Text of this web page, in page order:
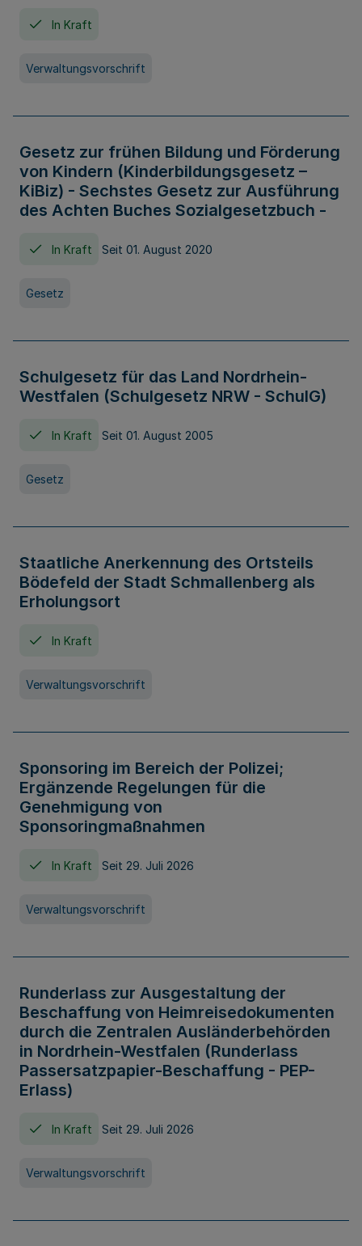
In Kraft
Verwaltungsvorschrift
Gesetz zur frühen Bildung und Förderung
von Kindern (Kinderbildungsgesetz –
KiBiz) - Sechstes Gesetz zur Ausführung
des Achten Buches Sozialgesetzbuch -
In Kraft Seit 01. August 2020
Gesetz
Schulgesetz für das Land Nordrhein-
Westfalen (Schulgesetz NRW - SchulG)
In Kraft Seit 01. August 2005
Gesetz
Staatliche Anerkennung des Ortsteils
Bödefeld der Stadt Schmallenberg als
Erholungsort
In Kraft
Verwaltungsvorschrift
Sponsoring im Bereich der Polizei;
Ergänzende Regelungen für die
Genehmigung von
Sponsoringmaßnahmen
In Kraft Seit 29. Juli 2026
Verwaltungsvorschrift
Runderlass zur Ausgestaltung der
Beschaffung von Heimreisedokumenten
durch die Zentralen Ausländerbehörden
in Nordrhein-Westfalen (Runderlass
Passersatzpapier-Beschaffung - PEP-
Erlass)
In Kraft Seit 29. Juli 2026
Verwaltungsvorschrift